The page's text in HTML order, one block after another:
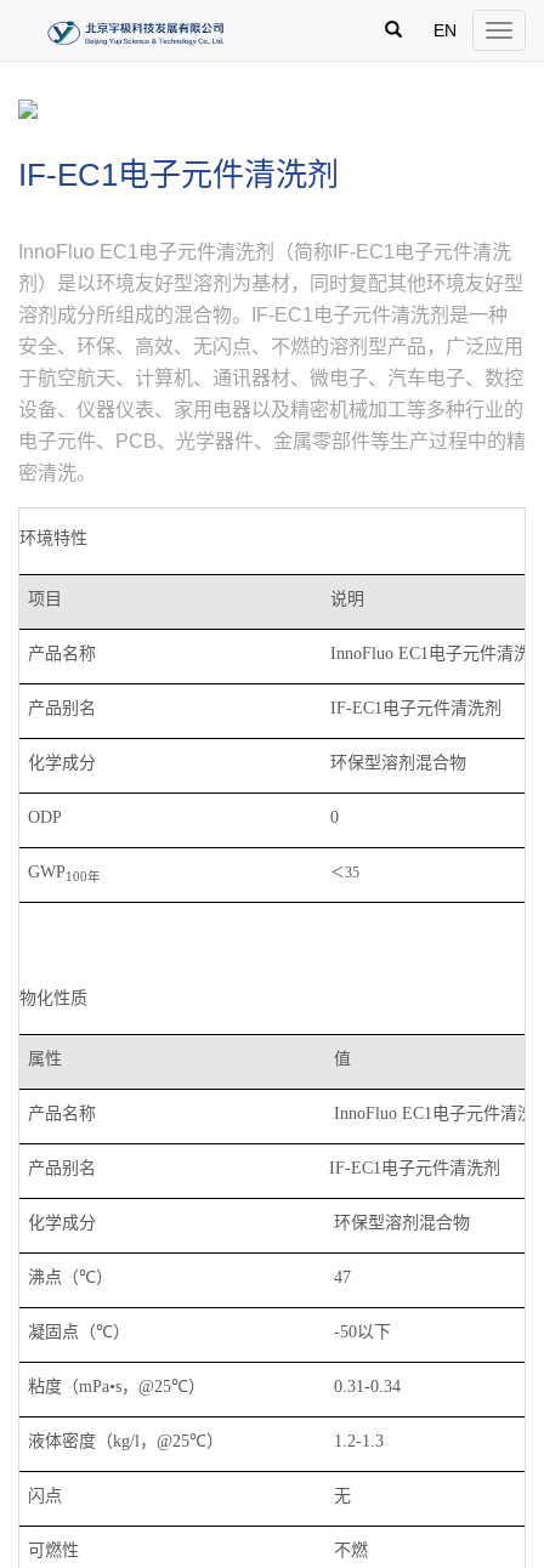
Toggle
EN
IF-EC1电子元件清洗剂
InnoFluo EC1电子元件清洗剂（简称IF-EC1电子元件清洗
剂）是以环境友好型溶剂为基材，同时复配其他环境友好型
溶剂成分所组成的混合物。IF-EC1电子元件清洗剂是一种
安全、环保、高效、无闪点、不燃的溶剂型产品，广泛应用
于航空航天、计算机、通讯器材、微电子、汽车电子、数控
设备、仪器仪表、家用电器以及精密机械加工等多种行业的
电子元件、PCB、光学器件、金属零部件等生产过程中的精
密清洗。
环境特性
项目 说明
产品名称 InnoFluo EC1电子元件清洗
产品别名 IF-EC1电子元件清洗剂
化学成分 环保型溶剂混合物
ODP 0
GWP100年 ＜35
物化性质
属性 值
产品名称 InnoFluo EC1电子元件清洗
产品别名 IF-EC1电子元件清洗剂
化学成分 环保型溶剂混合物
沸点（℃） 47
凝固点（℃） -50以下
粘度（mPa•s，@25℃） 0.31-0.34
液体密度（kg/l，@25℃） 1.2-1.3
闪点 无
可燃性 不燃